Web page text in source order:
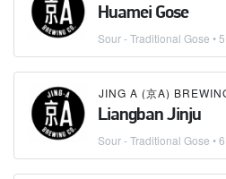
Huamei Gose
Sour - Traditional Gose •
JING A (京A)
Liangban Jinju
Sour - Traditional Gose •